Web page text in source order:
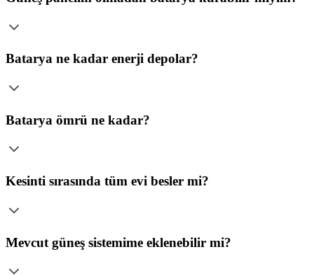
Batarya ne kadar enerji depolar?
Batarya ömrü ne kadar?
Kesinti sırasında tüm evi besler mi?
Mevcut güneş sistemime eklenebilir mi?